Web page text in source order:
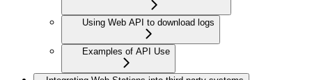
Using Web API to download logs
Examples of API Use